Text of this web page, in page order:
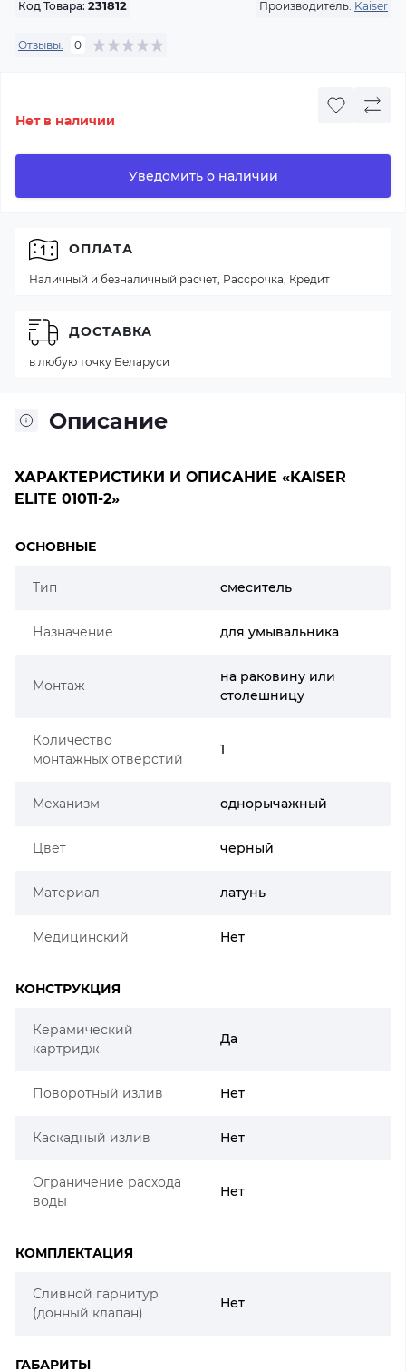
Код Товара: 231812 Производитель: Kaiser
Отзывы: 0
Нет в наличии
Уведомить о наличии
Описание
ХАРАКТЕРИСТИКИ И ОПИСАНИЕ «KAISER
ELITE 01011-2»
ОСНОВНЫЕ
Тип смеситель
Назначение для умывальника
Монтаж
на раковину или
столешницу
Количество
монтажных отверстий
1
Механизм однорычажный
Цвет черный
Материал латунь
Медицинский Нет
КОНСТРУКЦИЯ
Керамический
картридж
Да
Поворотный излив Нет
Каскадный излив Нет
Ограничение расхода
воды
Нет
КОМПЛЕКТАЦИЯ
Сливной гарнитур
(донный клапан)
Нет
ГАБАРИТЫ
ОПЛАТА
Наличный и безналичный расчет, Рассрочка, Кредит
ДОСТАВКА
в любую точку Беларуси